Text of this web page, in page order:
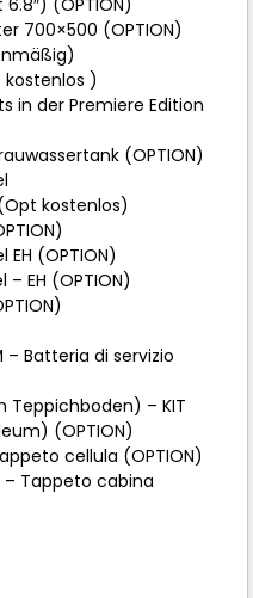
700×500 (OPTION)
kostenlos )
in der Premiere Edition
(OPTION)
kostenlos)
(OPTION)
EH (OPTION)
– Batteria di servizio
Teppichboden) – KIT
(OPTION)
cellula (OPTION)
Tappeto cabina